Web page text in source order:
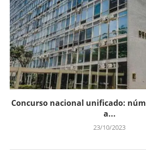
Concurso nacional unificado:
a...
23/10/2023